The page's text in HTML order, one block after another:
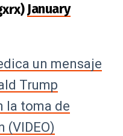
January
un mensaje
Trump
la toma de
(VIDEO)